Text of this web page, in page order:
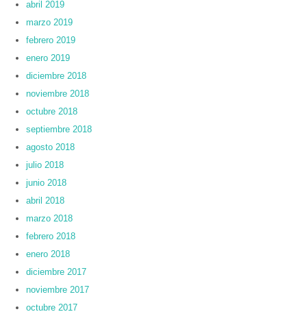
abril 2019
marzo 2019
febrero 2019
enero 2019
diciembre 2018
noviembre 2018
octubre 2018
septiembre 2018
agosto 2018
julio 2018
junio 2018
abril 2018
marzo 2018
febrero 2018
enero 2018
diciembre 2017
noviembre 2017
octubre 2017